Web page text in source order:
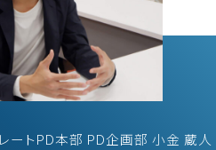
ートPD本部 PD企画部 小金 蔵人